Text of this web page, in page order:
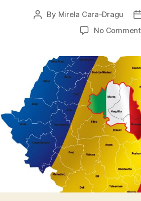
Post
By Mirela Cara-Dragu
No